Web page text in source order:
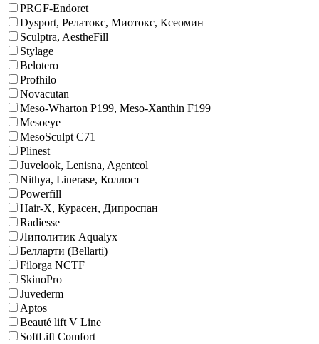
PRGF-Endoret
Dysport, Релатокс, Миотокс, Ксеомин
Sculptra, AestheFill
Stylage
Belotero
Profhilo
Novacutan
Meso-Wharton P199, Meso-Xanthin F199
Mesoeye
MesoSculpt C71
Plinest
Juvelook, Lenisna, Agentcol
Nithya, Linerase, Коллост
Powerfill
Hair-X, Курасен, Дипроспан
Radiesse
Липолитик Aqualyx
Белларти (Bellarti)
Filorga NCTF
SkinoPro
Juvederm
Aptos
Beauté lift V Line
SoftLift Comfort